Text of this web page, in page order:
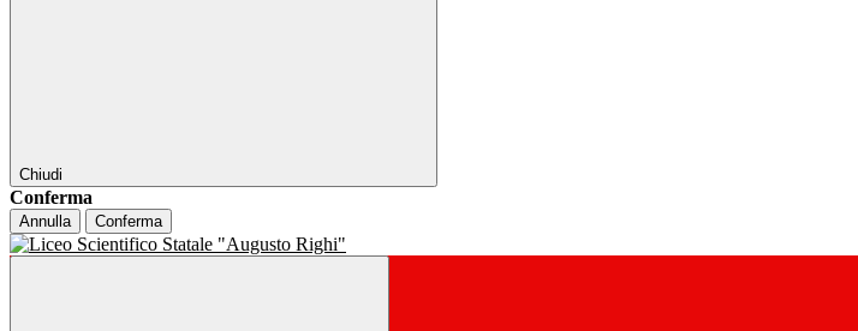
Chiudi
Conferma
Annulla Conferma